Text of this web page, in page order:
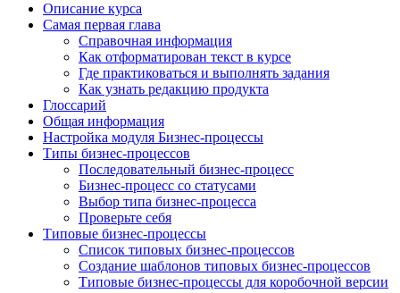
Описание курса
Самая первая глава
Справочная информация
Как отформатирован текст в курсе
Где практиковаться и выполнять задания
Как узнать редакцию продукта
Глоссарий
Общая информация
Настройка модуля Бизнес-процессы
Типы бизнес-процессов
Последовательный бизнес-процесс
Бизнес-процесс со статусами
Выбор типа бизнес-процесса
Проверьте себя
Типовые бизнес-процессы
Список типовых бизнес-процессов
Создание шаблонов типовых бизнес-процессов
Типовые бизнес-процессы для коробочной версии